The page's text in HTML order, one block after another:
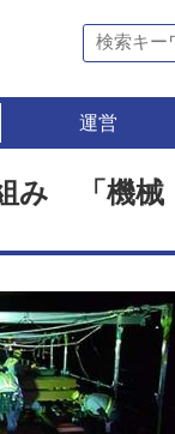
運営
み 「機械